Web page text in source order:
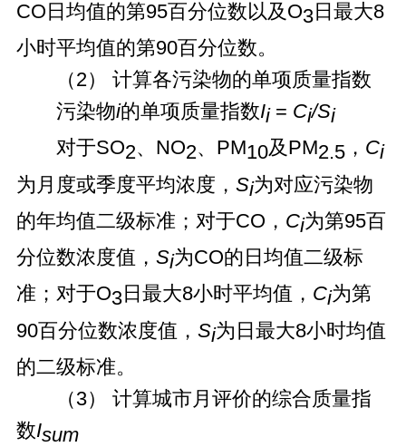
CO日均值的第95百分位数以及O3 日最大8
小时平均值的第90百分位数。
（2） 计算各污染物的单项质量指数
污染物i的单项质量指数Ii = Ci/Si
对于SO2、NO2、PM10及PM2.5， Ci
为月度或季度平均浓度， Si为对应污染物
的年均值二级标准；对于CO， Ci为第95百
分位数浓度值， Si为CO的日均值二级标
准；对于O3 日最大8小时平均值， Ci为第
90百分位数浓度值， Si为日最大8小时均值
的二级标准。
（3） 计算城市月评价的综合质量指
数Isum